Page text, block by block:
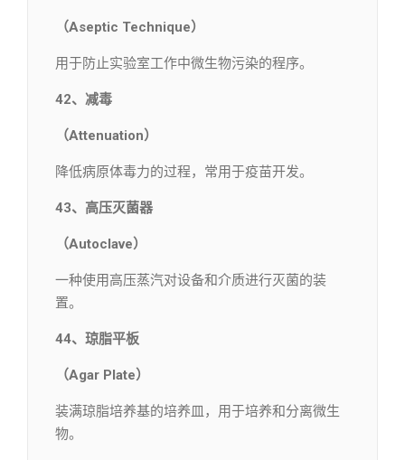
（Aseptic Technique）
用于防止实验室工作中微生物污染的程序。
42、减毒
（Attenuation）
降低病原体毒力的过程，常用于疫苗开发。
43、高压灭菌器
（Autoclave）
一种使用高压蒸汽对设备和介质进行灭菌的装
置。
44、琼脂平板
（Agar Plate）
装满琼脂培养基的培养皿，用于培养和分离微生
物。